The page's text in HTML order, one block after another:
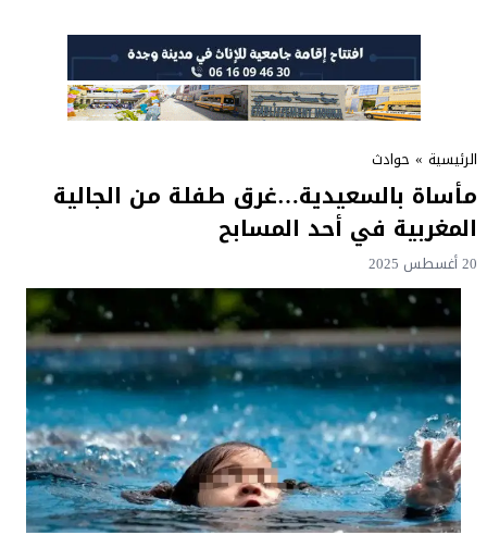
الرئيسية » حوادث
مأساة بالسعيدية…غرق طفلة من الجالية
المغربية في أحد المسابح
20 أغسطس 2025